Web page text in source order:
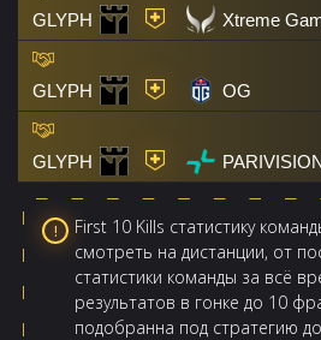
GLYPH Xtreme
GLYPH OG
GLYPH
First 10 Kills статистику
смотреть на дистанции, от
статистики команды за всё
результатов в гонке до 10
подобранна под стратегию